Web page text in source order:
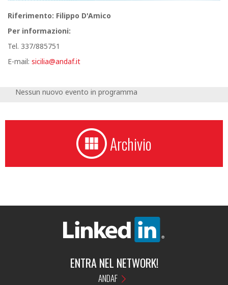
Riferimento: Filippo D'Amico
Per informazioni:
Tel. 337/885751
E-mail: sicilia@andaf.it
Nessun nuovo evento in programma
Archivio
ENTRA NEL NETWORK!
ANDAF